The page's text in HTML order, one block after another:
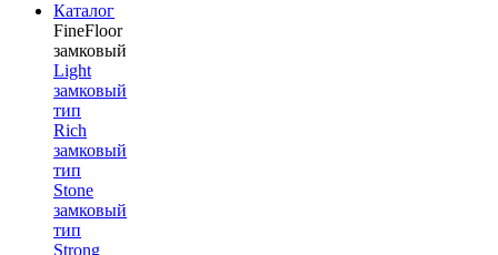
Каталог
FineFloor
замковый
Light
замковый
тип
Rich
замковый
тип
Stone
замковый
тип
Strong